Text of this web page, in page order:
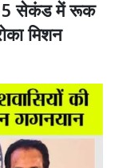
सेकंड में रूक
मिशन